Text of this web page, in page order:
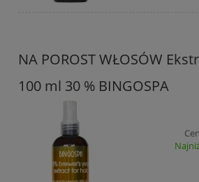
NA POROST WŁOSÓW
100 ml 30 % BINGOSPA